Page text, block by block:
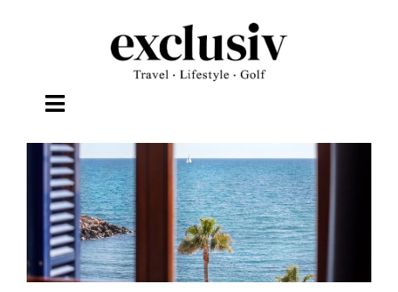
Toggle
Navigation
TRAVEL
LIFESTYLE
WELLNESS